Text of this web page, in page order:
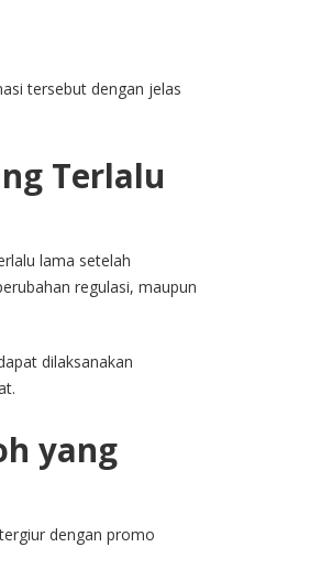
tersebut dengan jelas
Terlalu
lama setelah
regulasi, maupun
dilaksanakan
yang
dengan promo